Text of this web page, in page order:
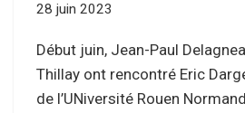
28 juin 2023
Début juin, Jean-Paul
Thillay ont rencontré Eric
de l’UNiversité Rouen